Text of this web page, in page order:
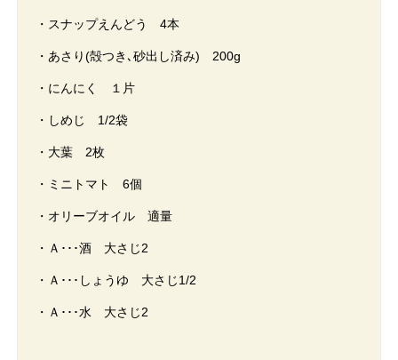
・スナップえんどう 4本
・あさり(殻つき､砂出し済み) 200g
・にんにく １片
・しめじ 1/2袋
・大葉 2枚
・ミニトマト 6個
・オリーブオイル 適量
・Ａ･･･酒 大さじ2
・Ａ･･･しょうゆ 大さじ1/2
・Ａ･･･水 大さじ2